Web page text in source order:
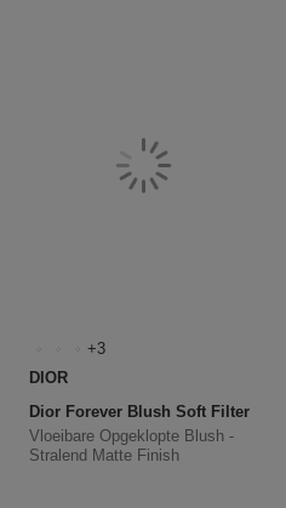
3
DIOR
Dior Forever Blush Soft Filter
Vloeibare Opgeklopte Blush -
Stralend Matte Finish